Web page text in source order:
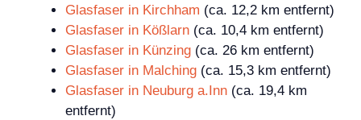
Glasfaser in Kirchham (ca. 12,2 km entfernt)
Glasfaser in Kößlarn (ca. 10,4 km entfernt)
Glasfaser in Künzing (ca. 26 km entfernt)
Glasfaser in Malching (ca. 15,3 km entfernt)
Glasfaser in Neuburg a.Inn (ca. 19,4 km
entfernt)